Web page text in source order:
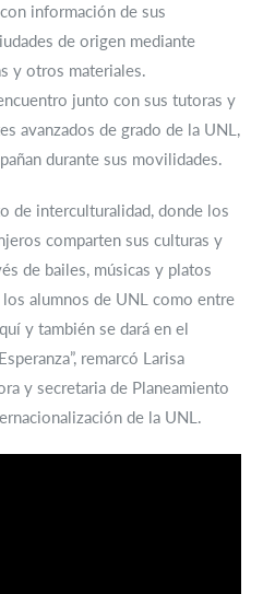
información de sus
de origen mediante
y otros materiales.
junto con sus tutoras y
avanzados de grado de la UNL,
durante sus movilidades.
de interculturalidad, donde los
comparten sus culturas y
de bailes, músicas y platos
alumnos de UNL como entre
y también se dará en el
remarcó Larisa
y secretaria de Planeamiento
de la UNL.